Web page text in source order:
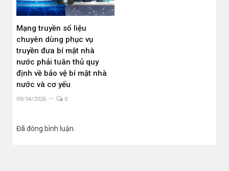
Mạng truyền số liệu
chuyên dùng phục vụ
truyền đưa bí mật nhà
nước phải tuân thủ quy
định về bảo vệ bí mật nhà
nước và cơ yếu
09/04/2026 0
Đã đóng bình luận.